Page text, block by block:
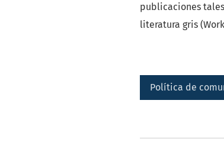
publicaciones
literatura gris
Política de